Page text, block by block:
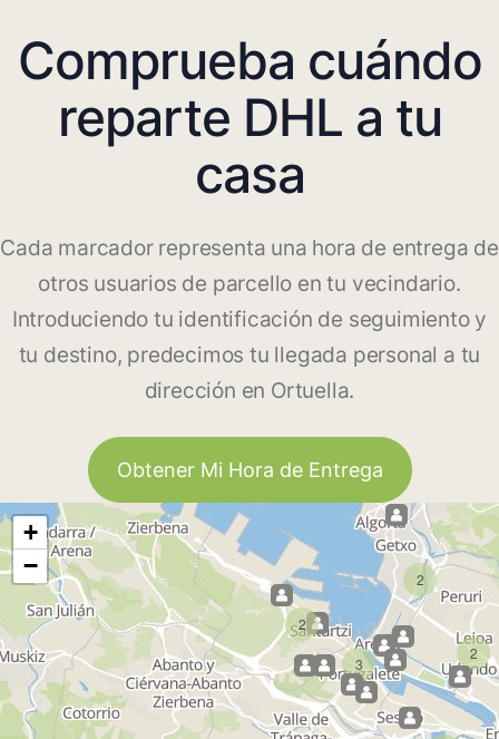
Comprueba cuándo
reparte DHL a tu
casa
Cada marcador representa una hora de entrega de
otros usuarios de parcello en tu vecindario.
Introduciendo tu identificación de seguimiento y
tu destino, predecimos tu llegada personal a tu
dirección en Ortuella.
Obtener Mi Hora de Entrega
2
2
2
3
+
−